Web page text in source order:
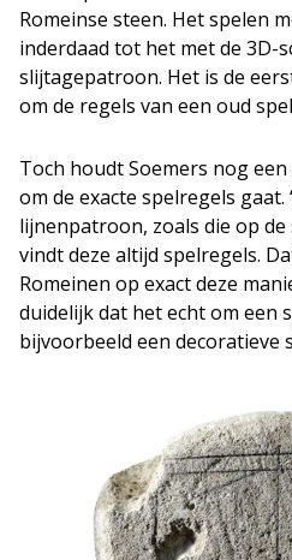
Romeinse steen. Het spelen
inderdaad tot het met de 3D-
slijtagepatroon. Het is de
om de regels van een oud
Toch houdt Soemers nog
om de exacte spelregels gaat.
lijnenpatroon, zoals die op
vindt deze altijd spelregels.
Romeinen op exact deze
duidelijk dat het echt om een
bijvoorbeeld een decoratieve